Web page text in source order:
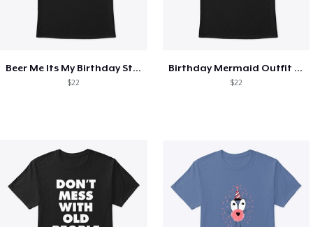
Beer Me Its My Birthday St Patricks Day
$22
Birthday Mermaid Outfit Costume
$22